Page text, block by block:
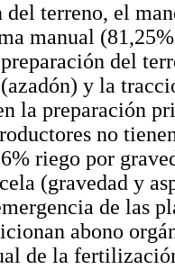
del terreno, el
manual
del
y la
la preparación
no
riego por
(gravedad y
de las
abono
de la